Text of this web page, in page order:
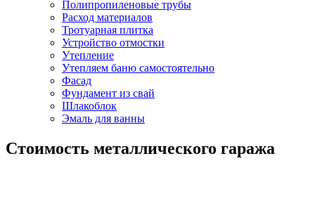
Полипропиленовые трубы
Расход материалов
Тротуарная плитка
Устройство отмостки
Утепление
Утепляем баню самостоятельно
Фасад
Фундамент из свай
Шлакоблок
Эмаль для ванны
Cтоимость металлического гаража